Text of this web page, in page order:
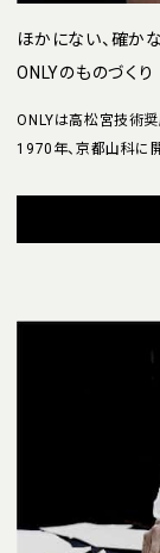
ほかにない、確か
ONLYのものづくり
ONLYは高松宮技術
1970年、京都山科に